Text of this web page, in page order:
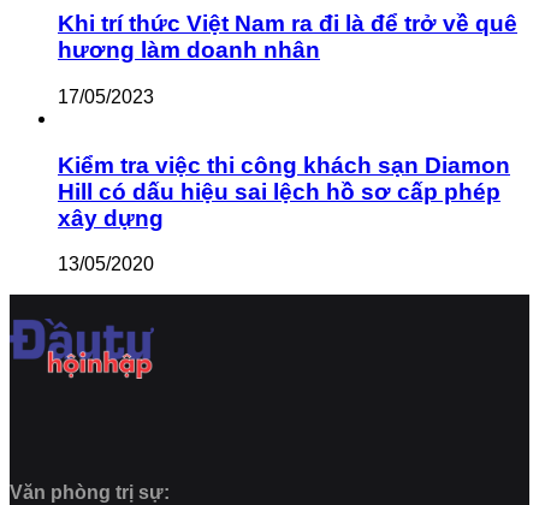
Khi trí thức Việt Nam ra đi là để trở về quê
hương làm doanh nhân
17/05/2023
Kiểm tra việc thi công khách sạn Diamon
Hill có dấu hiệu sai lệch hồ sơ cấp phép
xây dựng
13/05/2020
Văn phòng trị sự: